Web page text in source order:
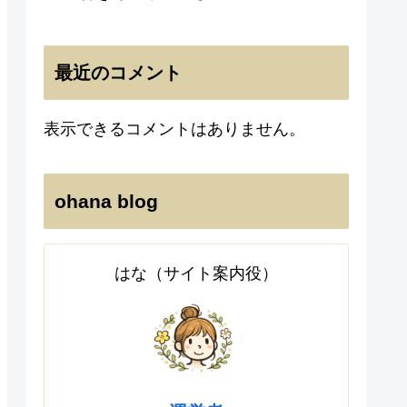
最近のコメント
表示できるコメントはありません。
ohana blog
はな（サイト案内役）